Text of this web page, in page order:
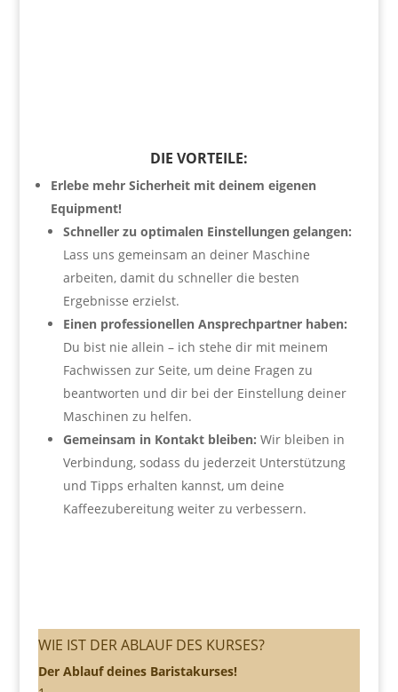
DIE VORTEILE:
Erlebe mehr Sicherheit mit deinem eigenen
Equipment!
Schneller zu optimalen Einstellungen gelangen:
Lass uns gemeinsam an deiner Maschine
arbeiten, damit du schneller die besten
Ergebnisse erzielst.
Einen professionellen Ansprechpartner haben:
Du bist nie allein – ich stehe dir mit meinem
Fachwissen zur Seite, um deine Fragen zu
beantworten und dir bei der Einstellung deiner
Maschinen zu helfen.
Gemeinsam in Kontakt bleiben: Wir bleiben in
Verbindung, sodass du jederzeit Unterstützung
und Tipps erhalten kannst, um deine
Kaffeezubereitung weiter zu verbessern.
WIE IST DER ABLAUF DES KURSES?
Der Ablauf deines Baristakurses!